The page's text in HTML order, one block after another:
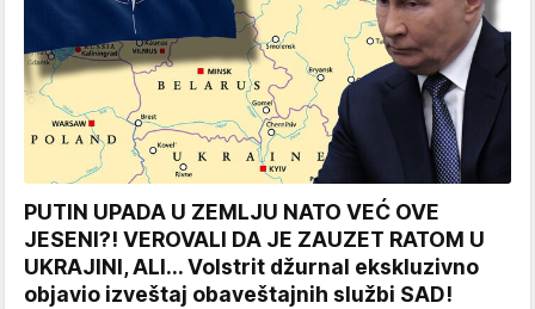
PUTIN UPADA U ZEMLJU NATO VEĆ OVE
JESENI?! VEROVALI DA JE ZAUZET RATOM U
UKRAJINI, ALI... Volstrit džurnal ekskluzivno
objavio izveštaj obaveštajnih službi SAD!